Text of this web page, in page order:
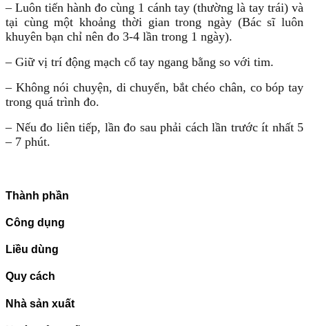
– Luôn tiến hành đo cùng 1 cánh tay (thường là tay trái) và
tại cùng một khoảng thời gian trong ngày (Bác sĩ luôn
khuyên bạn chỉ nên đo 3-4 lần trong 1 ngày).
– Giữ vị trí động mạch cổ tay ngang bằng so với tim.
– Không nói chuyện, di chuyển, bắt chéo chân, co bóp tay
trong quá trình đo.
– Nếu đo liên tiếp, lần đo sau phải cách lần trước ít nhất 5
– 7 phút.
Thành phần
Công dụng
Liều dùng
Quy cách
Nhà sản xuất